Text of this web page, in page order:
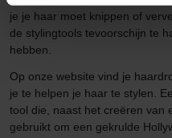
je je haar moet knippen of
de stylingtools tevoorschijn te
hebben.
Op onze website vind je
je te helpen je haar te stylen.
tool die, naast het creëren van
gebruikt om een gekrulde